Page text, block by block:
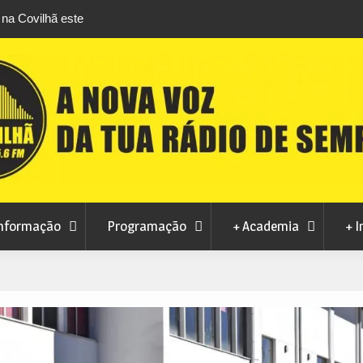
bilhética para a nova época
área da formação turística
Programação + Academia +